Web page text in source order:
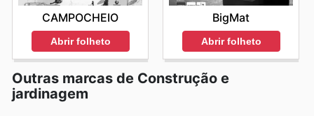
CAMPOCHEIO
Abrir folheto
BigMat
Abrir folheto
Outras marcas de Construção e
jardinagem